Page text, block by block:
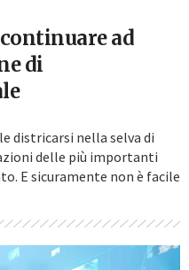
ad
di
districarsi nella selva di
delle più importanti
E sicuramente non è facile